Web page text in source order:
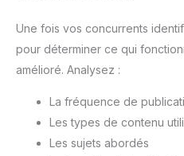
Une fois vos concurrents
pour déterminer ce qui
amélioré. Analysez :
La fréquence de
Les types de contenu
Les sujets abordés